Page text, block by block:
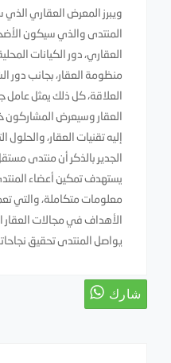
ويبرز المعرض العقاري
المنتدى والذي سيكون
العقاري، دور الكيانات
منظومة العقار، بجانب دور
العلاقة، كل ذلك يمثل
العقار وسيعرض
إليه تقنيات العقار، والحلول
الجدير بالذكر أن منتدى
يستهدف تمكين أعضاء
معلومات متكاملة، والتي
الأهداف في مجالات العقار
يواصل المنتدى تحقيق